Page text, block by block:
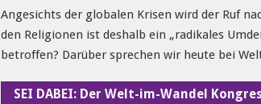
Angesichts der globalen Krisen wird der Ruf
den Religionen ist deshalb ein „radikales
betroffen? Darüber sprechen wir heute bei
SEI DABEI: Der Welt-im-Wandel